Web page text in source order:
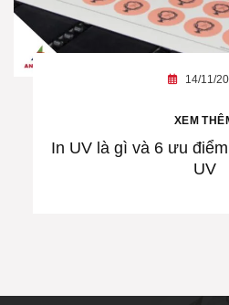
In UV là gì và 6 ưu
UV
14/11/
XEM